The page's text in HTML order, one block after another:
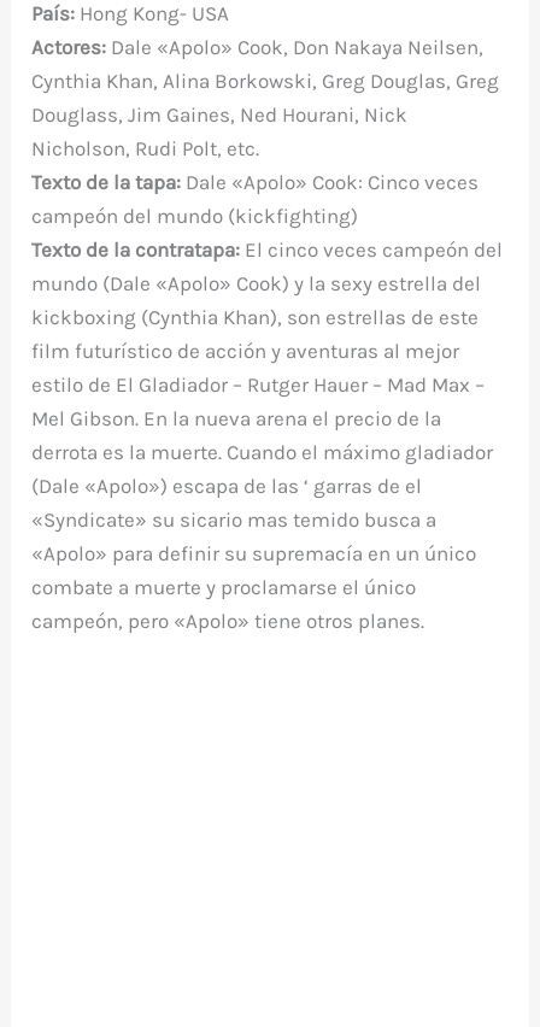
País: Hong Kong- USA
Actores: Dale «Apolo» Cook, Don Nakaya Neilsen,
Cynthia Khan, Alina Borkowski, Greg Douglas, Greg
Douglass, Jim Gaines, Ned Hourani, Nick
Nicholson, Rudi Polt, etc.
Texto de la tapa: Dale «Apolo» Cook: Cinco veces
campeón del mundo (kickfighting)
Texto de la contratapa: El cinco veces campeón del
mundo (Dale «Apolo» Cook) y la sexy estrella del
kickboxing (Cynthia Khan), son estrellas de este
film futurístico de acción y aventuras al mejor
estilo de El Gladiador – Rutger Hauer – Mad Max –
Mel Gibson. En la nueva arena el precio de la
derrota es la muerte. Cuando el máximo gladiador
(Dale «Apolo») escapa de las ‘ garras de el
«Syndicate» su sicario mas temido busca a
«Apolo» para definir su supremacía en un único
combate a muerte y proclamarse el único
campeón, pero «Apolo» tiene otros planes.